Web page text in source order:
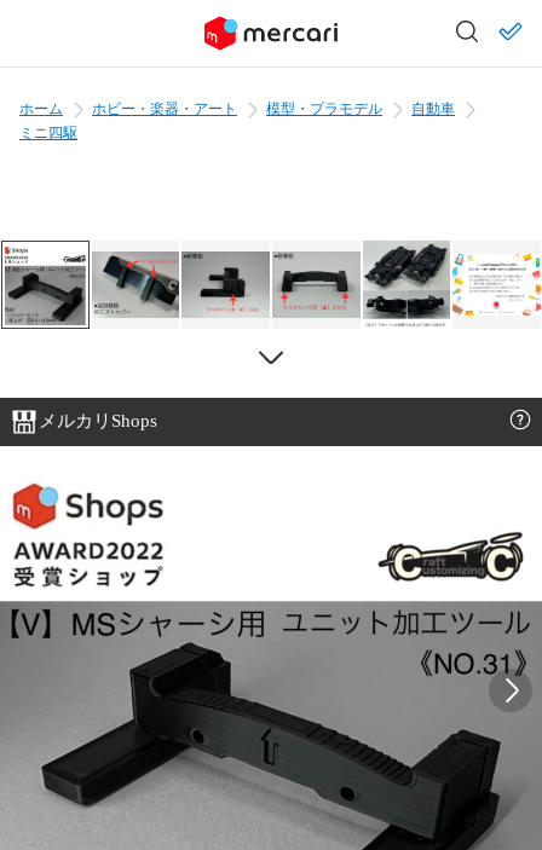
ホーム ホビー・楽器・アート 模型・プラモデル
自動車
ミニ四駆
メルカリShops